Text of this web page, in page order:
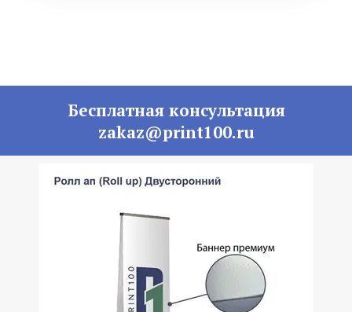
Бесплатная консультация
zakaz@print100.ru